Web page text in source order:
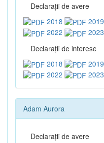
Declaraţii de avere
2018
2019
2022
2023
Declaraţii de interese
2018
2019
2022
2023
Adam Aurora
Declaraţii de avere